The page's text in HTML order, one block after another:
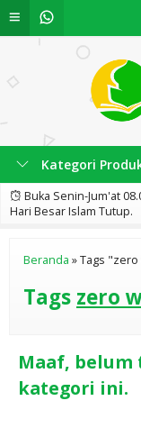
Kategori
Buka Senin-Jum'at
Hari Besar Islam Tutup.
Beranda »Tags
Tags zero
Maaf, belum
kategori ini.